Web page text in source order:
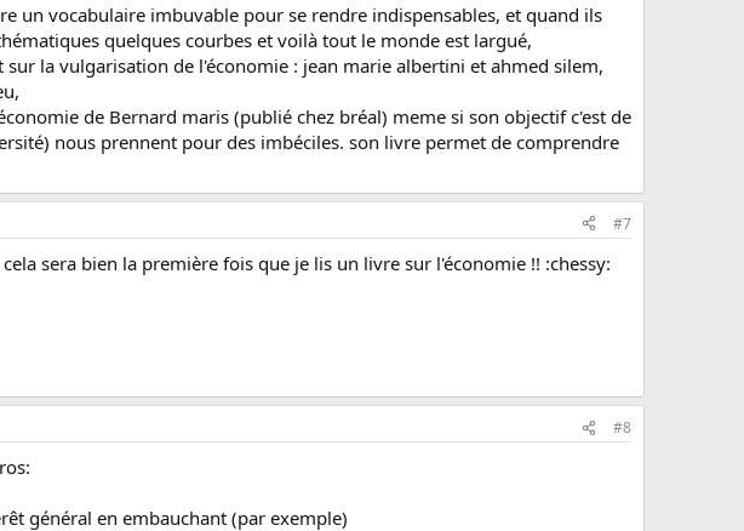
un vocabulaire imbuvable pour se rendre indispensables, et quand ils
quelques courbes et voilà tout le monde est largué,
la vulgarisation de l'économie : jean marie albertini et ahmed silem,
de Bernard maris (publié chez bréal) meme si son objectif c'est de
nous prennent pour des imbéciles. son livre permet de comprendre
#7
sera bien la première fois que je lis un livre sur l'économie !! :chessy:
#8
général en embauchant (par exemple)